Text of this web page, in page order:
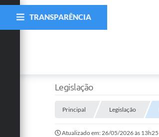
TRANSPARÊNCIA
Legislação
Principal Legislação
Atualizado em: 26/05/2026 às 13h25